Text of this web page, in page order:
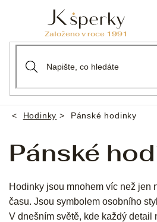
Domů
Hodinky Pánské hodinky
Pánské
Hodinky jsou mnohem víc než jen
času. Jsou symbolem osobního
V dnešním světě, kde každý detail